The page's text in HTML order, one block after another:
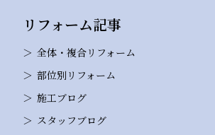
リフォーム記事
全体・複合リフォーム
部位別リフォーム
施工ブログ
スタッフブログ